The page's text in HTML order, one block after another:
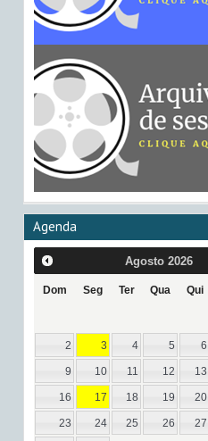
Agenda
Agosto 2026
Dom Seg Ter Qua Qui
2 3 4 5 6
9 10 11 12 13
16 17 18 19 20
23 24 25 26 27